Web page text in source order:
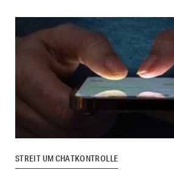
STREIT UM CHATKONTROLLE